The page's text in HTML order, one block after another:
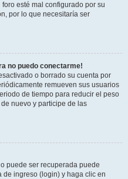
esté mal configurado por su
por lo que necesitaría ser
no puedo conectarme!
o borrado su cuenta por
remueven sus usuarios
de tiempo para reducir el peso
nuevo y participe de las
puede ser recuperada puede
ingreso (login) y haga clic en